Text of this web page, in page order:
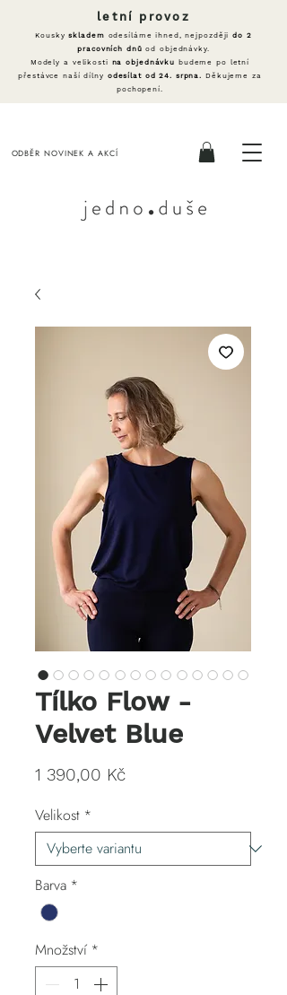
ODBĚR NOVINEK A AKCÍ
letní provoz
Kouskyskladem odesíláme ihned, nejpozdějido 2
pracovních dnů od objednávky.
Modely a velikosti na objednávku
budeme po letní
přestávce naší dílny odesílat od 24. srpna. Děkujeme za
pochopení.
Tílko Flow -
Velvet Blue
1 390,00 KčCena
Velikost *
Barva *
Množství *